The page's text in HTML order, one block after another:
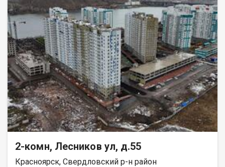
2-комн, Лесников ул, д.55
Красноярск, Свердловский р-н район